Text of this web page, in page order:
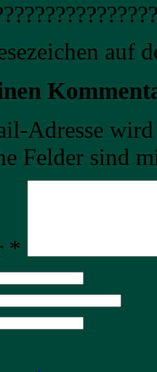
auf
Adresse
Felder sind
*